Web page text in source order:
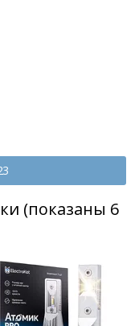
(показаны 6